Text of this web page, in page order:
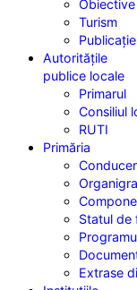
Turism
Autoritățile
publice locale
Primarul
Consiliul
RUTI
Primăria
Statul de
Extrase